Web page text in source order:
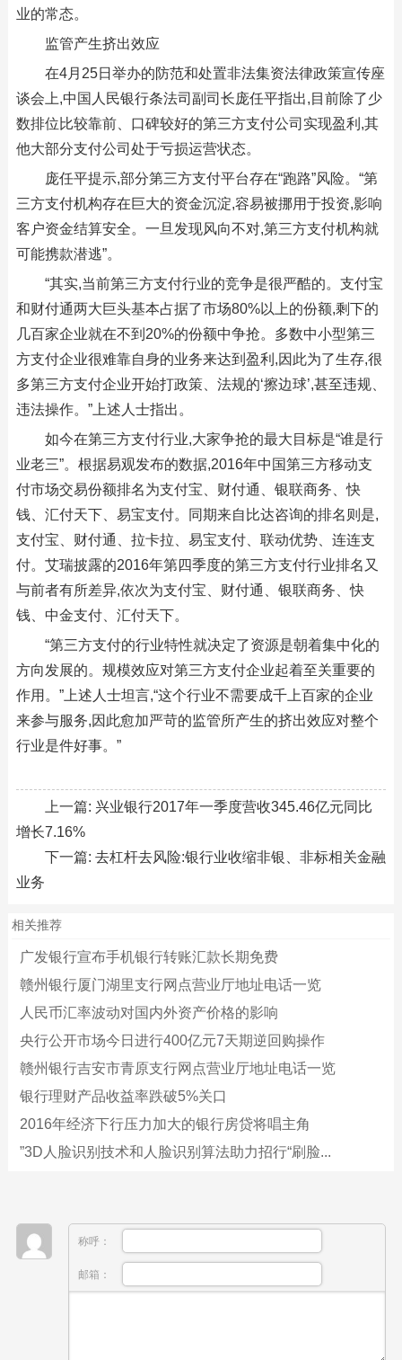
业的常态。
监管产生挤出效应
在4月25日举办的防范和处置非法集资法律政策宣传座
谈会上,中国人民银行条法司副司长庞任平指出,目前除了少
数排位比较靠前、口碑较好的第三方支付公司实现盈利,其
他大部分支付公司处于亏损运营状态。
庞任平提示,部分第三方支付平台存在“跑路”风险。“第
三方支付机构存在巨大的资金沉淀,容易被挪用于投资,影响
客户资金结算安全。一旦发现风向不对,第三方支付机构就
可能携款潜逃”。
“其实,当前第三方支付行业的竞争是很严酷的。支付宝
和财付通两大巨头基本占据了市场80%以上的份额,剩下的
几百家企业就在不到20%的份额中争抢。多数中小型第三
方支付企业很难靠自身的业务来达到盈利,因此为了生存,很
多第三方支付企业开始打政策、法规的‘擦边球’,甚至违规、
违法操作。”上述人士指出。
如今在第三方支付行业,大家争抢的最大目标是“谁是行
业老三”。根据易观发布的数据,2016年中国第三方移动支
付市场交易份额排名为支付宝、财付通、银联商务、快
钱、汇付天下、易宝支付。同期来自比达咨询的排名则是,
支付宝、财付通、拉卡拉、易宝支付、联动优势、连连支
付。艾瑞披露的2016年第四季度的第三方支付行业排名又
与前者有所差异,依次为支付宝、财付通、银联商务、快
钱、中金支付、汇付天下。
“第三方支付的行业特性就决定了资源是朝着集中化的
方向发展的。规模效应对第三方支付企业起着至关重要的
作用。”上述人士坦言,“这个行业不需要成千上百家的企业
来参与服务,因此愈加严苛的监管所产生的挤出效应对整个
行业是件好事。”
上一篇: 兴业银行2017年一季度营收345.46亿元同比
增长7.16%
下一篇: 去杠杆去风险:银行业收缩非银、非标相关金融
业务
相关推荐
广发银行宣布手机银行转账汇款长期免费
赣州银行厦门湖里支行网点营业厅地址电话一览
人民币汇率波动对国内外资产价格的影响
央行公开市场今日进行400亿元7天期逆回购操作
赣州银行吉安市青原支行网点营业厅地址电话一览
银行理财产品收益率跌破5%关口
2016年经济下行压力加大的银行房贷将唱主角
”3D人脸识别技术和人脸识别算法助力招行“刷脸...
称呼：
邮箱：